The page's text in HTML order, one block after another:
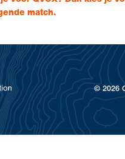
match.
© 2026